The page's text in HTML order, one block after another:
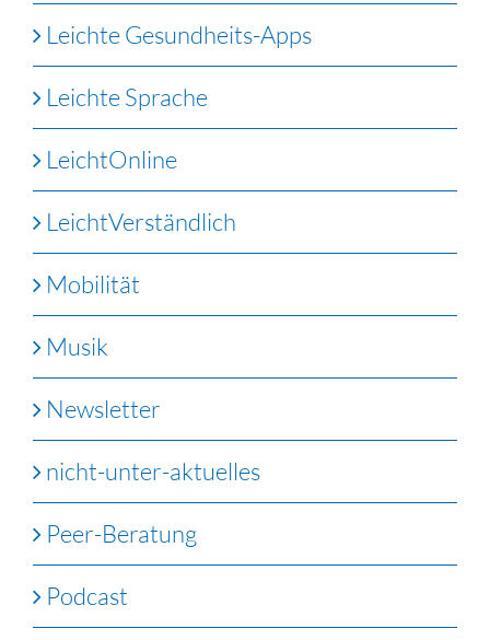
Leichte Gesundheits-Apps
Leichte Sprache
LeichtOnline
LeichtVerständlich
Mobilität
Musik
Newsletter
nicht-unter-aktuelles
Peer-Beratung
Podcast